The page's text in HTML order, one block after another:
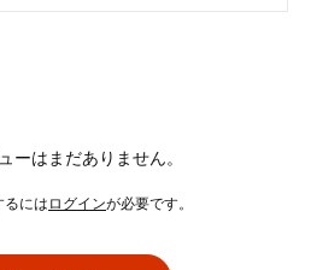
ーはまだありません。
るには ログインが必要です。